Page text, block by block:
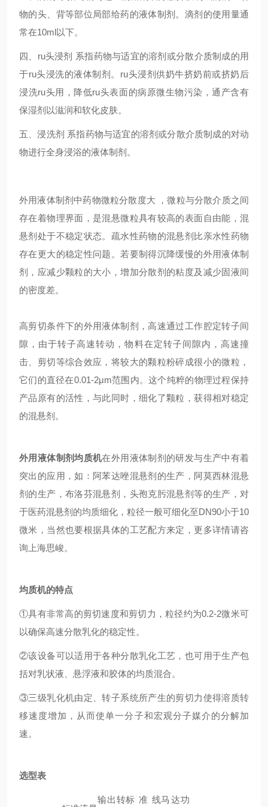
物的头、背等部位局部给药的液体制剂。滴剂的使用量通
常在10ml以下。
四、 ru头浸剂 系指药物与适宜的溶剂或分散介质制成的用
于ru头浸洗的液体制剂。 ru头浸剂供奶牛挤奶前或挤奶后
浸洗ru头用，降低ru头表面的病原微生物污染，通产含有
保湿剂以滋润和软化皮肤。
五、浸洗剂 系指药物与适宜的溶剂或分散介质制成的对动
物进行全身浸浴的液体制剂。
外用液体制剂中药物微粒分散度大 ，微粒与分散介质之间
存在着物理界面，是混悬微粒具有较高的表面自由能，混
悬剂处于不稳定状态。疏水性药物的混悬剂比亲水性药物
存在更大的稳定性问题。若要制得沉降缓慢的外用液体制
剂，应减少颗粒的大小，增加分散剂的粘度及减少固液间
的密度差。
高剪切条件下的外用液体制剂，高速通过工作腔定转子间
隙，由于转子高速转动，物料在定转子间隙内，高速撞
击、剪切等综合效应，将较大的颗粒粉碎成很小的微粒，
它们的直径在0.01-2μm范围内。这个纯粹的物理过程保持
产品原有的活性，与此同时，细化了颗粒，获得相对稳定
的混悬剂。
外用液体制剂均质机在外用液体制剂的研发与生产中有着
突出的应用，如：阿苯达唑混悬剂的生产，阿莫西林混悬
剂的生产，布洛芬混悬剂，头孢克肟混悬剂等的生产，对
于医药混悬剂的均质细化，粒径一般可细化至DN90小于10
微米，当然也要根据具体的工艺配方来定，更多详情请咨
询上海思峻。
均质机的特点
①具有非常高的剪切速度和剪切力，粒径约为0.2-2微米可
以确保高速分散乳化的稳定性。
②该设备可以适用于各种分散乳化工艺，也可用于生产包
括对乳状液、悬浮液和胶体的均质混合。
③三级乳化机由定、转子系统所产生的剪切力使得溶质转
移速度增加，从而使单一分子和宏观分子媒介的分解加
速。
选型表
输出转标准线马达功